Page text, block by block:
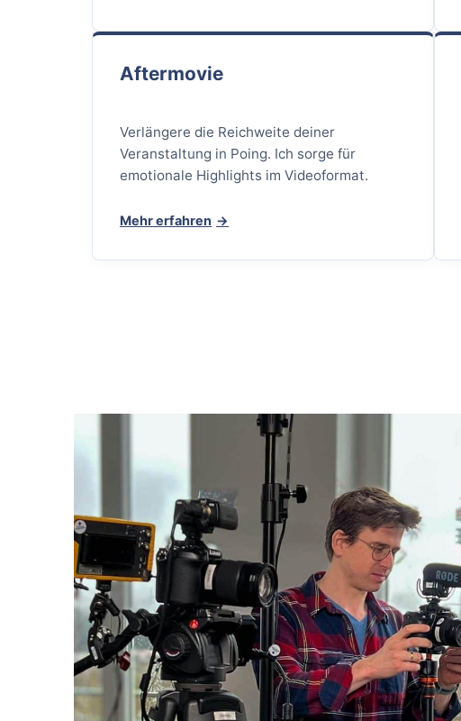
Aftermovie
Verlängere die Reichweite deiner
Veranstaltung in Poing. Ich sorge für
emotionale Highlights im Videoformat.
Mehr erfahren